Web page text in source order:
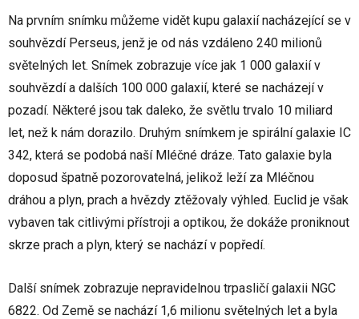
Na prvním snímku můžeme vidět kupu galaxií nacházející se v
souhvězdí Perseus, jenž je od nás vzdáleno 240 milionů
světelných let. Snímek zobrazuje více jak 1 000 galaxií v
souhvězdí a dalších 100 000 galaxií, které se nacházejí v
pozadí. Některé jsou tak daleko, že světlu trvalo 10 miliard
let, než k nám dorazilo. Druhým snímkem je spirální galaxie IC
342, která se podobá naší Mléčné dráze. Tato galaxie byla
doposud špatně pozorovatelná, jelikož leží za Mléčnou
dráhou a plyn, prach a hvězdy ztěžovaly výhled. Euclid je však
vybaven tak citlivými přístroji a optikou, že dokáže proniknout
skrze prach a plyn, který se nachází v popředí.
Další snímek zobrazuje nepravidelnou trpasličí galaxii NGC
6822. Od Země se nachází 1,6 milionu světelných let a byla